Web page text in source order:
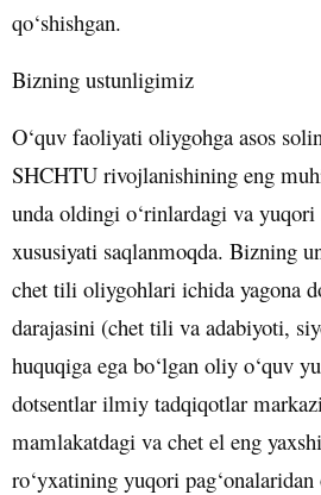
qo‘shishgan.
Bizning ustunligimiz
O‘quv faoliyati oliygohga asos
SHCHTU rivojlanishining eng
unda oldingi o‘rinlardagi va
xususiyati saqlanmoqda. Bizning
chet tili oliygohlari ichida yagona
darajasini (chet tili va adabiyoti,
huquqiga ega bo‘lgan oliy o‘quv
dotsentlar ilmiy tadqiqotlar
mamlakatdagi va chet el eng
ro‘yxatining yuqori pag‘onalaridan